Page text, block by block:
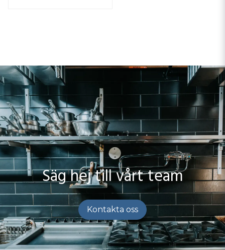
Säg hej till vårt team
Kontakta oss